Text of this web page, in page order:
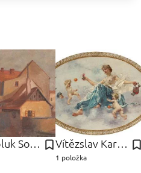
Svatopluk Souček Vítězslav Karel Mašek
1 položka